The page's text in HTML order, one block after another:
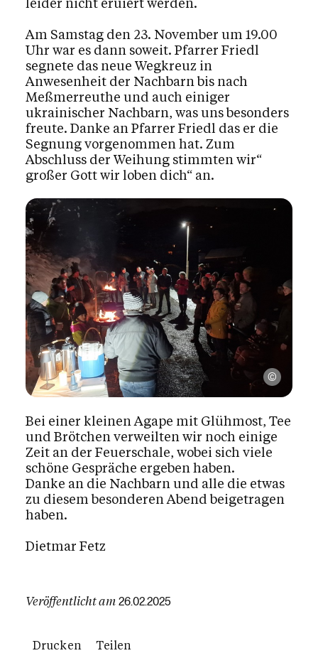
Am Samstag den 23. November um 19.00
Uhr war es dann soweit. Pfarrer Friedl
segnete das neue Wegkreuz in
Anwesenheit der Nachbarn bis nach
Meßmerreuthe und auch einiger
ukrainischer Nachbarn, was uns besonders
freute. Danke an Pfarrer Friedl das er die
Segnung vorgenommen hat. Zum
Abschluss der Weihung stimmten wir“
großer Gott wir loben dich“ an.
Bei einer kleinen Agape mit Glühmost, Tee
und Brötchen verweilten wir noch einige
Zeit an der Feuerschale, wobei sich viele
schöne Gespräche ergeben haben.
Danke an die Nachbarn und alle die etwas
zu diesem besonderen Abend beigetragen
haben.
Dietmar Fetz
Veröffentlicht am 26.02.2025
Drucken Teilen